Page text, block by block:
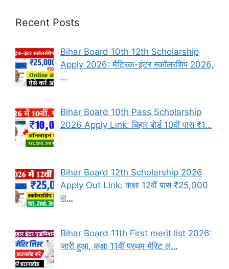
Recent Posts
Bihar Board 10th 12th Scholarship
Apply 2026: मैट्रिक-इंटर स्कॉलरशिप 2026,
…
Bihar Board 10th Pass Scholarship
2026 Apply Link: बिहार बोर्ड 10वीं पास ₹1…
Bihar Board 12th Scholarship 2026
Apply Out Link: कक्षा 12वीं पास ₹25,000
स…
Bihar Board 11th First merit list 2026:
जारी हुआ, कक्षा 11वीं प्रथम मेरिट ल…